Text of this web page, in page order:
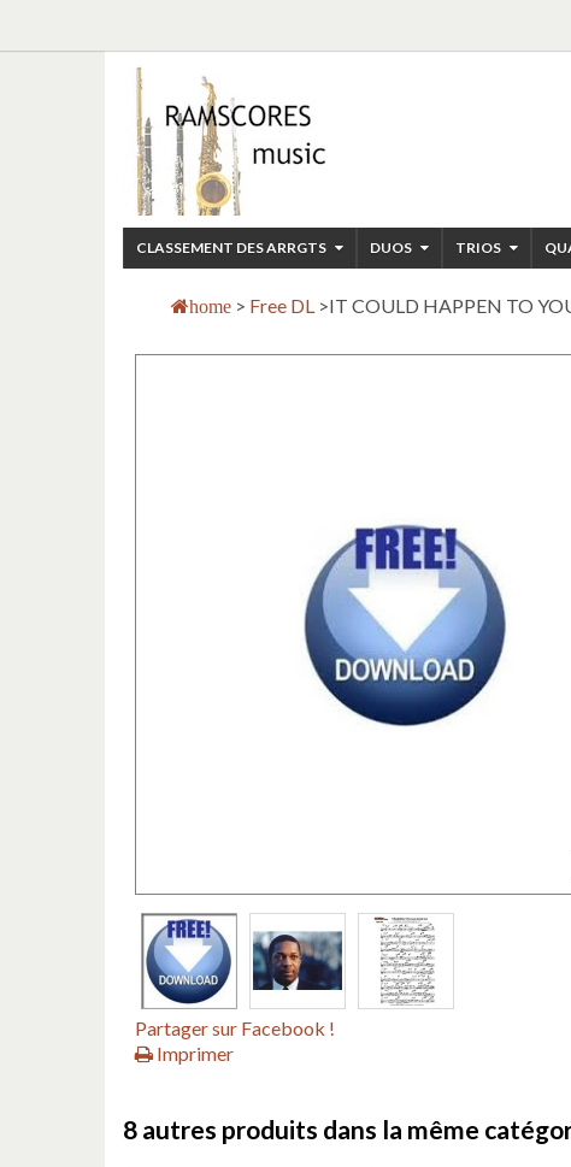
CLASSEMENT DES ARRGTS DUOS TRIOS
home > Free DL >IT COULD HAPPEN TO
Partager sur Facebook !
Imprimer
8 autres produits dans la même